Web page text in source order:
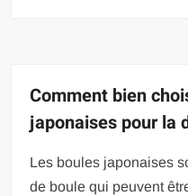
Comment bien
japonaises pour la
Les boules japonaises
de boule qui peuvent